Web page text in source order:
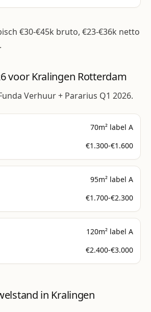
€30-€45k bruto, €23-€36k netto
voor Kralingen Rotterdam
Verhuur + Pararius Q1 2026.
70m² label A
€1.300-€1.600
95m² label A
€1.700-€2.300
120m² label A
€2.400-€3.000
in Kralingen